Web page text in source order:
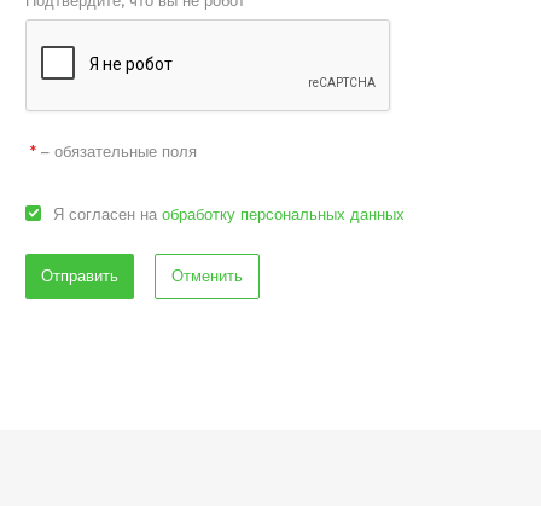
* – обязательные поля
Я согласен на обработку персональных данных
Отменить